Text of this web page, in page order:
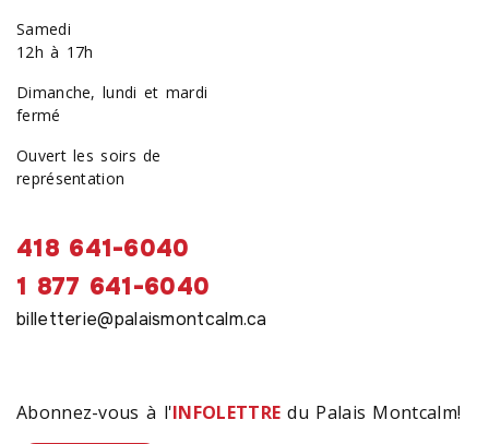
Abonnez-vous à l'INFOLETTRE du Palais Montcalm!
Samedi
12h à 17h
Dimanche, lundi et mardi
fermé
Ouvert les soirs de
représentation
418 641-6040
1 877 641-6040
billetterie@palaismontcalm.ca